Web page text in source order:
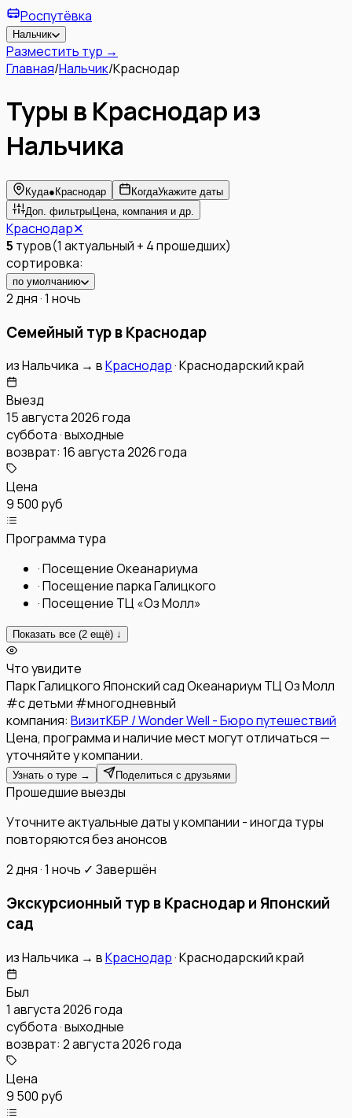
Роспутёвка
Нальчик
Разместить тур →
Главная/Нальчик/Краснодар
Туры в Краснодар из
Нальчика
Куда● Краснодар КогдаУкажите даты
Доп. фильтры Цена, компания и др.
Краснодар✕
5 туров(1 актуальный + 4прошедших)
сортировка:
по умолчанию
2 дня · 1 ночь
Семейный тур в Краснодар
изНальчика → вКраснодар·Краснодарский край
Выезд
15 августа 2026 года
суббота · выходные
возврат: 16 августа 2026 года
Цена
9 500 руб
Программа тура
·Посещение Океанариума
·Посещение парка Галицкого
·Посещение ТЦ «Оз Молл»
Показать все (2 ещё) ↓
Что увидите
Парк ГалицкогоЯпонский садОкеанариум ТЦ Оз Молл
#с детьми #многодневный
компания: ВизитКБР / Wonder Well - Бюро путешествий
Цена, программа и наличие мест могут отличаться —
уточняйте у компании.
Узнать о туре → Поделиться с друзьями
Прошедшие выезды
Уточните актуальные даты у компании - иногда туры
повторяются без анонсов
2 дня · 1 ночь ✓ Завершён
Экскурсионный тур в Краснодар и Японский
сад
изНальчика → вКраснодар·Краснодарский край
Был
1 августа 2026 года
суббота · выходные
возврат: 2 августа 2026 года
Цена
9 500 руб